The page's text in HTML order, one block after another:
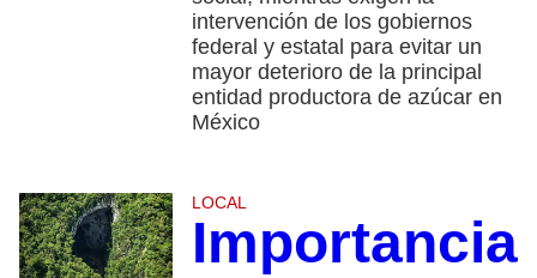
intervención de los gobiernos
federal y estatal para evitar un
mayor deterioro de la principal
entidad productora de azúcar en
México
LOCAL
Importancia